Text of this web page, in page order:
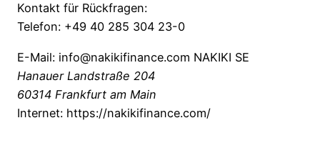
Kontakt für Rückfragen:
Telefon: +49 40 285 304 23-0
E-Mail: info@nakikifinance.com NAKIKI SE
Hanauer Landstraße 204
60314 Frankfurt am Main
Internet: https://nakikifinance.com/